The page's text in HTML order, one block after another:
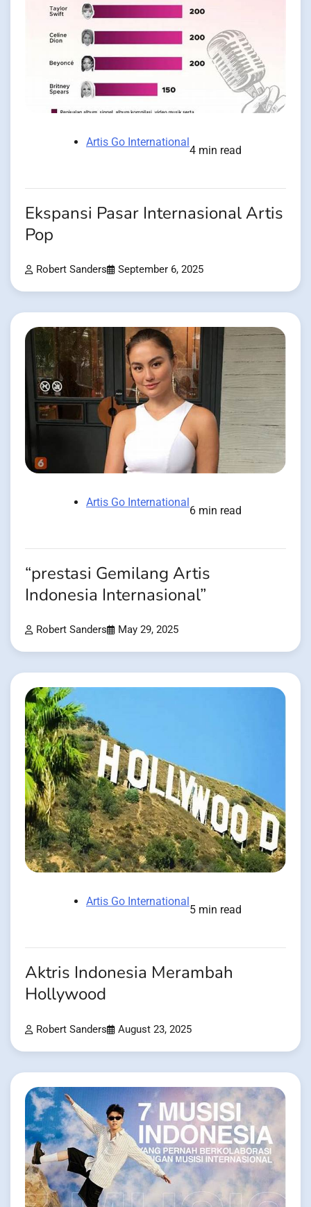
Artis Go International
4 min read
Ekspansi Pasar Internasional Artis
Pop
Robert Sanders September 6, 2025
Artis Go International
6 min read
“prestasi Gemilang Artis
Indonesia Internasional”
Robert Sanders May 29, 2025
Artis Go International
5 min read
Aktris Indonesia Merambah
Hollywood
Robert Sanders August 23, 2025